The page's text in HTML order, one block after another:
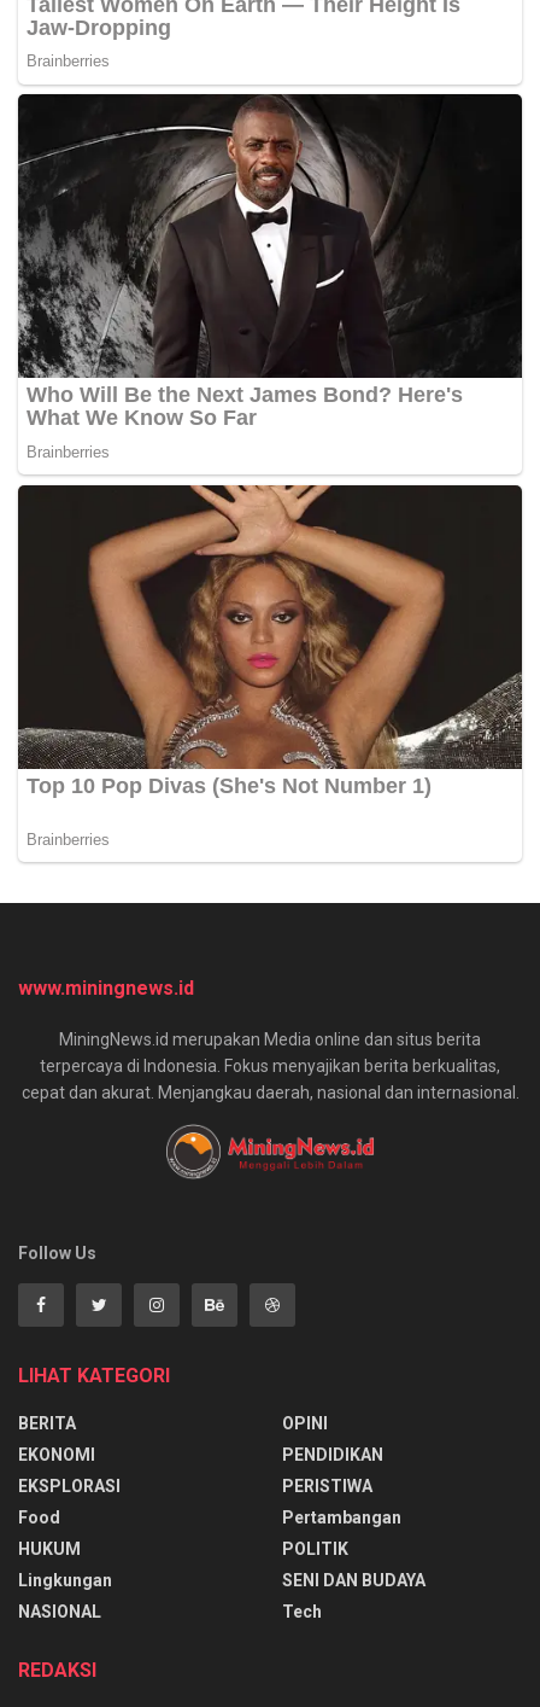
www.miningnews.id
MiningNews.id merupakan Media online dan situs berita
terpercaya di Indonesia. Fokus menyajikan berita berkualitas,
cepat dan akurat. Menjangkau daerah, nasional dan internasional.
Follow Us
LIHAT KATEGORI
BERITA
EKONOMI
EKSPLORASI
Food
HUKUM
Lingkungan
NASIONAL
OPINI
PENDIDIKAN
PERISTIWA
Pertambangan
POLITIK
SENI DAN BUDAYA
Tech
REDAKSI